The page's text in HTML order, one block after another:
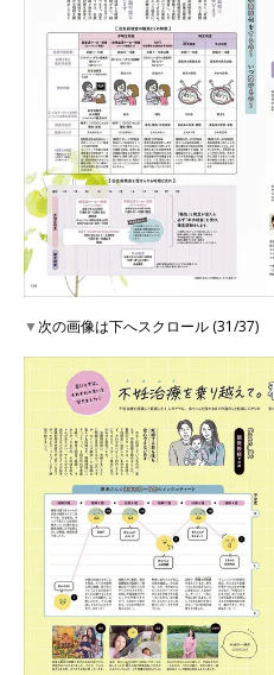
▼次の画像は下へスクロール (31/37)